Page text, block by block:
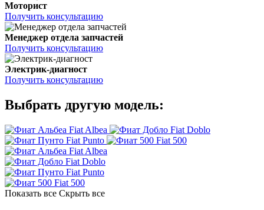
Моторист
Получить консультацию
Менеджер отдела запчастей
Получить консультацию
Электрик-диагност
Получить консультацию
Выбрать другую модель:
Fiat Albea
Fiat Doblo
Fiat Punto
Fiat 500
Fiat Albea
Fiat Doblo
Fiat Punto
Fiat 500
Показать все Скрыть все